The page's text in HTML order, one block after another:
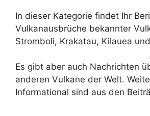
In dieser Kategorie findet Ihr
Vulkanausbrüche bekannter
Stromboli, Krakatau, Kilauea
Es gibt aber auch Nachrichten
anderen Vulkane der Welt.
Informational sind aus den